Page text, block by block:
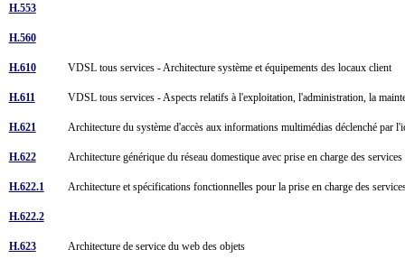
H.553
H.560
H.610 VDSL tous services - Architecture système et équipements des locaux client
H.611 VDSL tous services - Aspects relatifs à l'exploitation, l'administration, la
H.621 Architecture du système d'accès aux informations multimédias déclenché par
H.622 Architecture générique du réseau domestique avec prise en charge des
H.622.1 Architecture et spécifications fonctionnelles pour la prise en charge des
H.622.2
H.623 Architecture de service du web des objets